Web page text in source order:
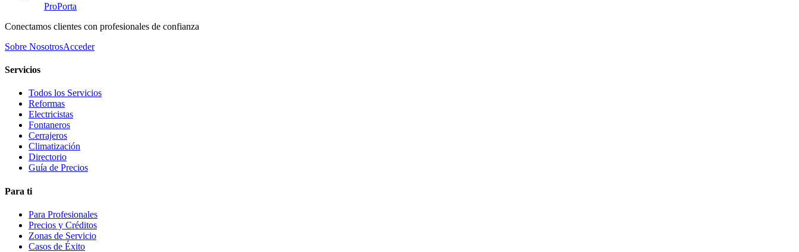
ProPorta
Conectamos clientes con profesionales de confianza
Sobre NosotrosAcceder
Servicios
Todos los Servicios
Reformas
Electricistas
Fontaneros
Cerrajeros
Climatización
Directorio
Guía de Precios
Para ti
Para Profesionales
Precios y Créditos
Zonas de Servicio
Casos de Éxito